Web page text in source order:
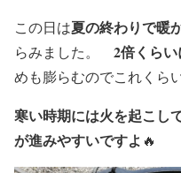
この日は夏の終わりで暖
らみました。 2倍くら
めも膨らむのでこれくら
寒い時期には火を起こし
が進みやすいですよ 🔥